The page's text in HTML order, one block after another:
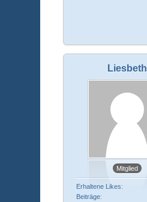
Liesbeth
Mitglied
Erhaltene Likes
Beiträge